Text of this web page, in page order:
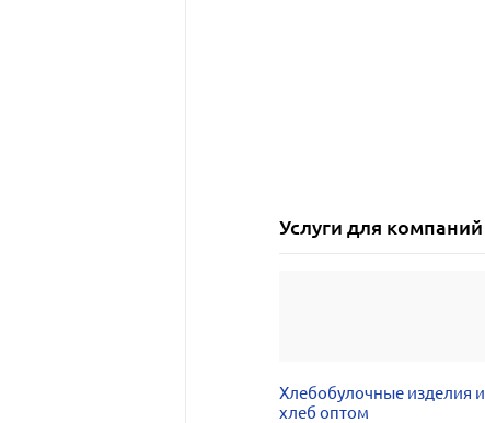
Услуги для компаний
Хлебобулочные изделия и
хлеб оптом